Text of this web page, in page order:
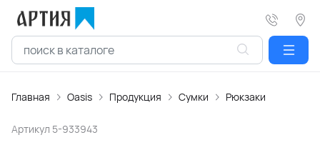
Главная Oasis Продукция Сумки Рюкзаки
Артикул 5-933943